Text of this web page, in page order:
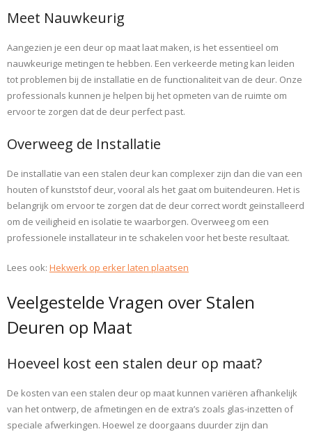
Meet Nauwkeurig
Aangezien je een deur op maat laat maken, is het essentieel om
nauwkeurige metingen te hebben. Een verkeerde meting kan leiden
tot problemen bij de installatie en de functionaliteit van de deur. Onze
professionals kunnen je helpen bij het opmeten van de ruimte om
ervoor te zorgen dat de deur perfect past.
Overweeg de Installatie
De installatie van een stalen deur kan complexer zijn dan die van een
houten of kunststof deur, vooral als het gaat om buitendeuren. Het is
belangrijk om ervoor te zorgen dat de deur correct wordt geïnstalleerd
om de veiligheid en isolatie te waarborgen. Overweeg om een
professionele installateur in te schakelen voor het beste resultaat.
Lees ook: Hekwerk op erker laten plaatsen
Veelgestelde Vragen over Stalen
Deuren op Maat
Hoeveel kost een stalen deur op maat?
De kosten van een stalen deur op maat kunnen variëren afhankelijk
van het ontwerp, de afmetingen en de extra’s zoals glas-inzetten of
speciale afwerkingen. Hoewel ze doorgaans duurder zijn dan